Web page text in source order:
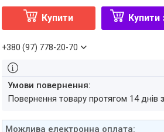
Купити Купити
+380 (97) 778-20-70
повернення товару протягом 14 днів